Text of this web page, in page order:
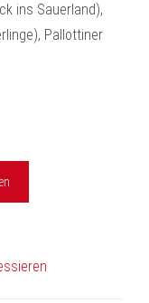
ins Sauerland),
Pallottiner